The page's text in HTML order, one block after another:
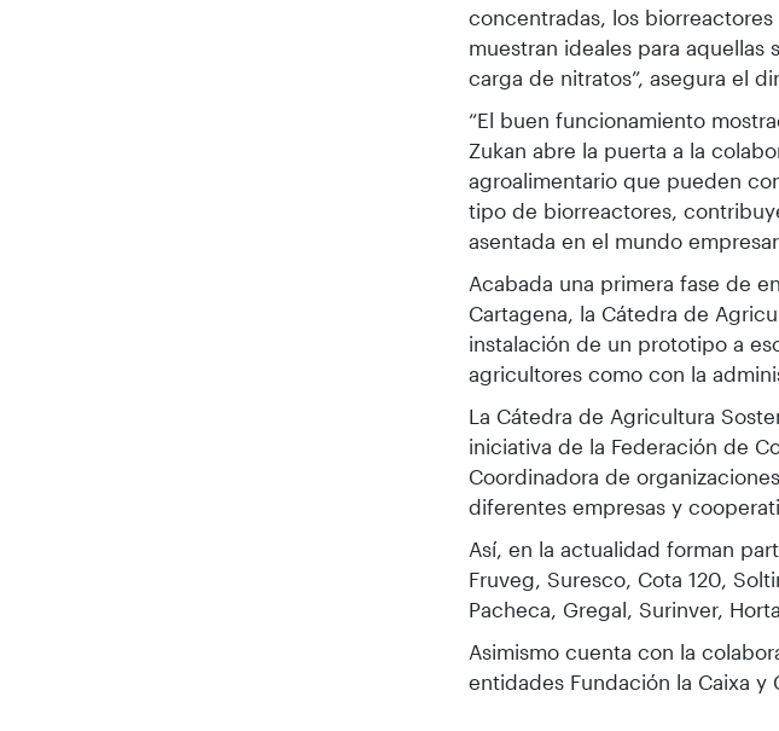
concentradas, los biorreactores
muestran ideales para aquellas
carga de nitratos”, asegura el
“El buen funcionamiento
Zukan abre la puerta a la
agroalimentario que pueden
tipo de biorreactores,
asentada en el mundo
Acabada una primera fase de
Cartagena, la Cátedra de
instalación de un prototipo a
agricultores como con la
La Cátedra de Agricultura
iniciativa de la Federación de
Coordinadora de
diferentes empresas y
Así, en la actualidad forman
Fruveg, Suresco, Cota 120,
Pacheca, Gregal, Surinver,
Asimismo cuenta con la
entidades Fundación la Caixa y